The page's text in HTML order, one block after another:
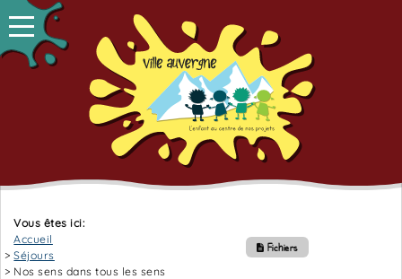
Vous êtes ici:
Accueil
Séjours
Nos sens dans tous les sens
Fichiers